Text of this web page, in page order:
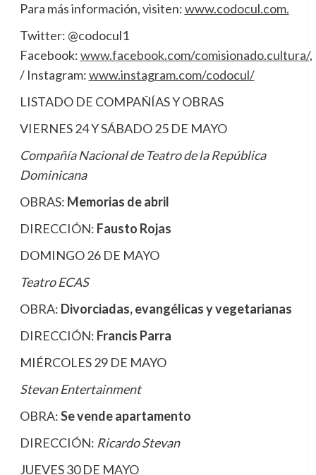
Para más información, visiten:www.codocul.com.
Twitter: @codocul1
Facebook:www.facebook.com/comisionado.cultura/,
/ Instagram:www.instagram.com/codocul/
LISTADO DE COMPAÑÍAS Y OBRAS
VIERNES 24 Y SÁBADO 25 DE MAYO
Compañía Nacional de Teatro de la República
Dominicana
OBRAS: Memorias de abril
DIRECCIÓN: Fausto Rojas
DOMINGO 26 DE MAYO
Teatro ECAS
OBRA: Divorciadas, evangélicas y vegetarianas
DIRECCIÓN: Francis Parra
MIÉRCOLES 29 DE MAYO
Stevan Entertainment
OBRA:Se vende apartamento
DIRECCIÓN: Ricardo Stevan
JUEVES 30 DE MAYO